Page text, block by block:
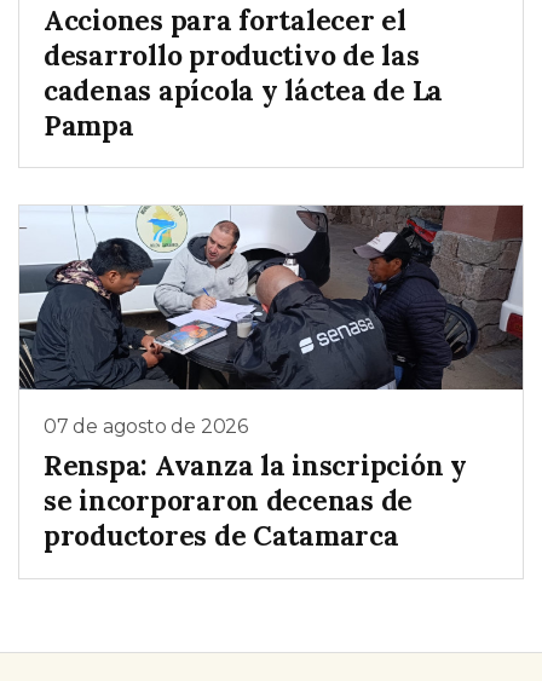
Acciones para fortalecer el
desarrollo productivo de las
cadenas apícola y láctea de La
Pampa
07 de agosto de 2026
Renspa: Avanza la inscripción y
se incorporaron decenas de
productores de Catamarca